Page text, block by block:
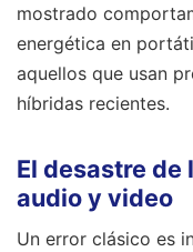
mostrado
energética en
aquellos que usan
híbridas recientes.
El desastre de
audio y video
Un error clásico es